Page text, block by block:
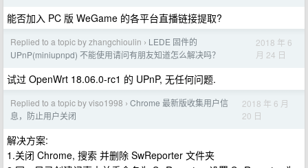
能否加入 PC 版 WeGame 的各平台直播链接提取?
Replied to a topic by zhangchioulin › LEDE 固件的
UPnP(miniupnpd) 不能使用请问有朋友知道怎么解决吗？
2018 年 6
月 24 日
试过 OpenWrt 18.06.0-rc1 的 UPnP, 无任何问题.
Replied to a topic by viso1998 › Chrome 最新版收集用户信
息，防止用户关闭
2018 年 6 月
20 日
解决方案:
1.关闭 Chrome, 搜索 并删除 SwReporter 文件夹